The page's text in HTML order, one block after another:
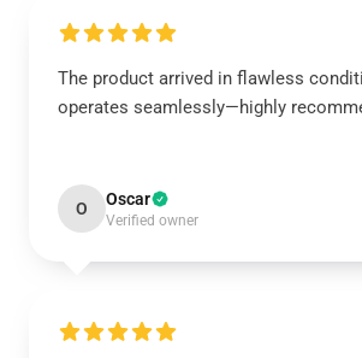
The product arrived in flawless
operates seamlessly—highly
O Oscar
Verified owner